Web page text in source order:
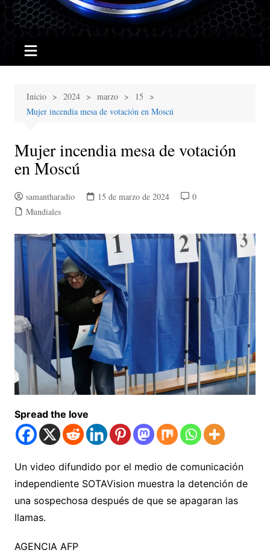
Inicio 2024 marzo
15
Mujer incendia mesa de votación en Moscú
Mujer incendia mesa de votación
en Moscú
samantharadio 15 de marzo de 2024
0
Mundiales
Spread the love
Un video difundido por el medio de comunicación
independiente SOTAVision muestra la detención de
una sospechosa después de que se apagaran las
llamas.
AGENCIA AFP